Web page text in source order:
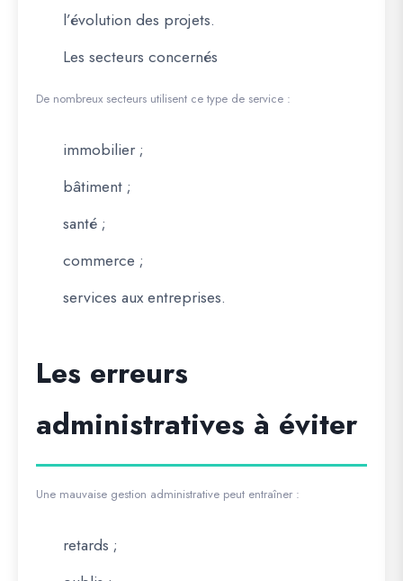
l’évolution des projets.
Les secteurs concernés
De nombreux secteurs utilisent ce type de service :
immobilier ;
bâtiment ;
santé ;
commerce ;
services aux entreprises.
Les erreurs
administratives à éviter
Une mauvaise gestion administrative peut entraîner :
retards ;